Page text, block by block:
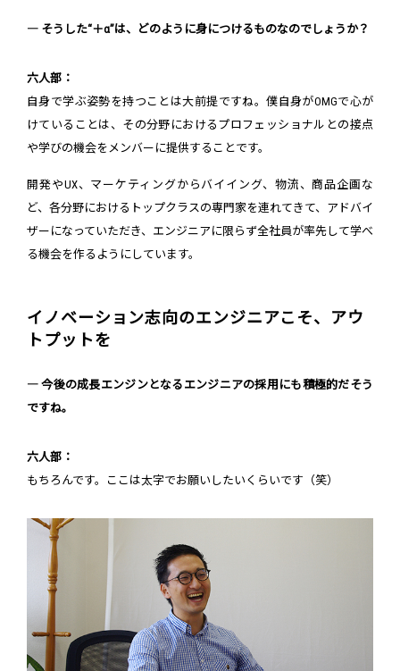
― そうした“＋α”は、どのように身につけるものなのでしょうか？
六人部：
自身で学ぶ姿勢を持つことは大前提ですね。僕自身がOMGで心が
けていることは、その分野におけるプロフェッショナルとの接点
や学びの機会をメンバーに提供することです。
開発やUX、マーケティングからバイイング、物流、商品企画な
ど、各分野におけるトップクラスの専門家を連れてきて、アドバイ
ザーになっていただき、エンジニアに限らず全社員が率先して学べ
る機会を作るようにしています。
イノベーション志向のエンジニアこそ、アウ
トプットを
― 今後の成長エンジンとなるエンジニアの採用にも積極的だそう
ですね。
六人部：
もちろんです。ここは太字でお願いしたいくらいです（笑）